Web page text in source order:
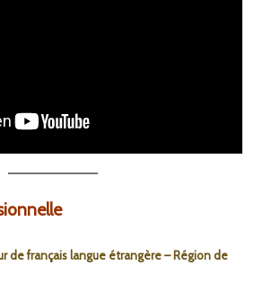
de français langue étrangère – Région de